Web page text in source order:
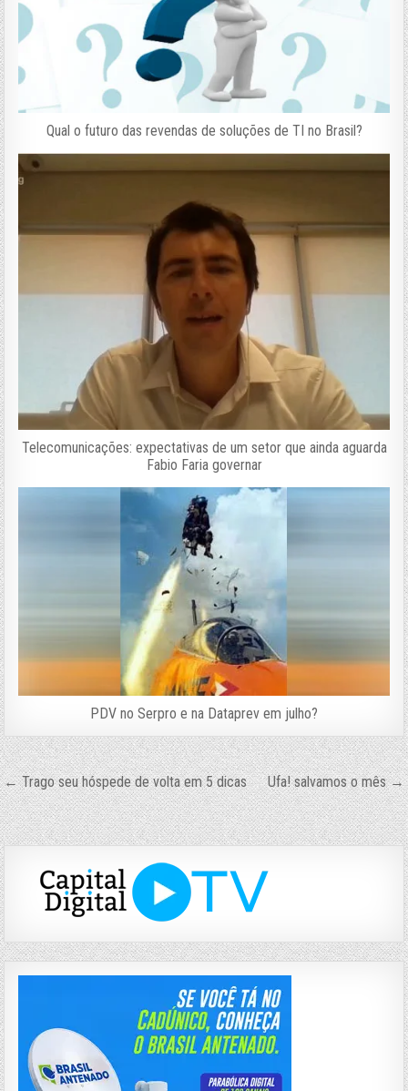
Qual o futuro das revendas de soluções de TI no Brasil?
Telecomunicações: expectativas de um setor que ainda aguarda
Fabio Faria governar
PDV no Serpro e na Dataprev em julho?
Navegação
de
Post
← Trago seu hóspede de volta em 5 dicas Ufa! salvamos o mês →